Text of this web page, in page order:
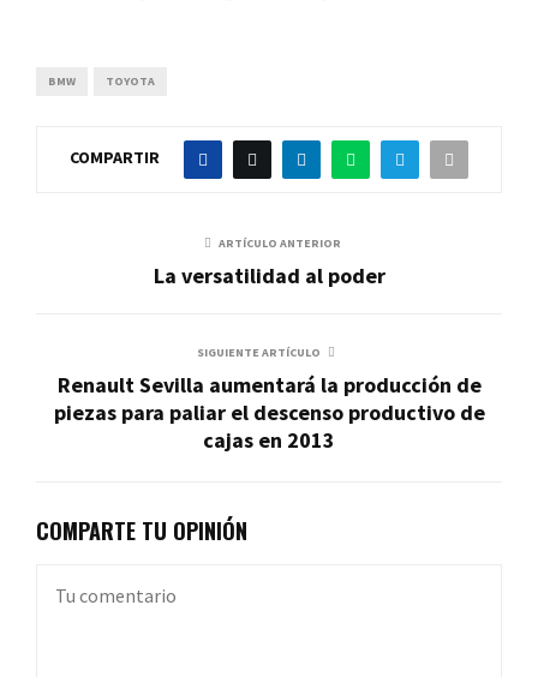
BMW TOYOTA
COMPARTIR
ARTÍCULO ANTERIOR
La versatilidad al poder
SIGUIENTE ARTÍCULO
Renault Sevilla aumentará la producción de
piezas para paliar el descenso productivo de
cajas en 2013
COMPARTE TU OPINIÓN